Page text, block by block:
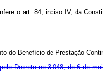
o art. 84, inciso IV, da
do Benefício de Prestação
Decreto no 3.048, de 6 de